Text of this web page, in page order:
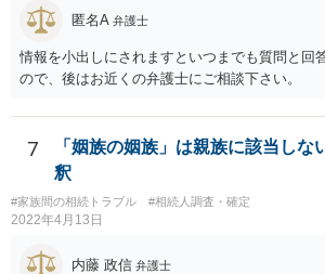
人は応じない姿勢を示していることから，実現
しどころ）としては，譲歩することを甘受しな
れません。
匿名A 弁護士
情報を小出しにされますといつまでも質問と回
ので、後はお近くの弁護士にご相談下さい。
7
「姻族の姻族」は親族に該当しな
釈
#家族間の相続トラブル #相続人調査・確定
2022年4月13日
内藤 政信 弁護士